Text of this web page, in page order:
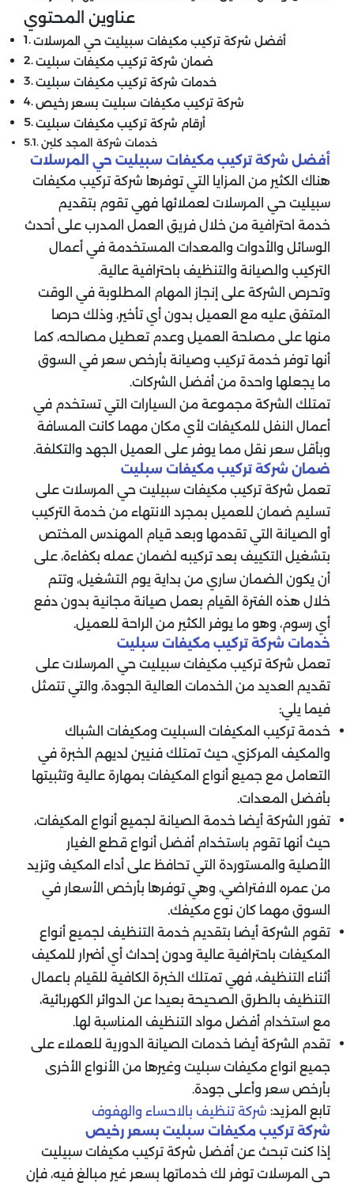
عناوين المحتوي
أفضل شركة تركيب مكيفات سبيليت حي المرسلات
ضمان شركة تركيب مكيفات سبليت
خدمات شركة تركيب مكيفات سبليت
شركة تركيب مكيفات سبليت بسعر رخيص
أرقام شركة تركيب مكيفات سبليت
خدمات شركة المجد كلين
أفضل شركة تركيب مكيفات سبيليت حي المرسلات
هناك الكثير من المزايا التي توفرها شركة تركيب مكيفات
سبيليت حي المرسلات لعملائها فهي تقوم بتقديم
خدمة احترافية من خلال فريق العمل المدرب على أحدث
الوسائل والأدوات والمعدات المستخدمة في أعمال
التركيب والصيانة والتنظيف باحترافية عالية.
وتحرص الشركة على إنجاز المهام المطلوبة في الوقت
المتفق عليه مع العميل بدون أي تأخير، وذلك حرصا
منها على مصلحة العميل وعدم تعطيل مصالحه، كما
أنها توفر خدمة تركيب وصيانة بأرخص سعر في السوق
ما يجعلها واحدة من أفضل الشركات.
تمتلك الشركة مجموعة من السيارات التي تستخدم في
أعمال النفل للمكيفات لأي مكان مهما كانت المسافة
وبأقل سعر نقل مما يوفر على العميل الجهد والتكلفة.
ضمان شركة تركيب مكيفات سبليت
تعمل شركة تركيب مكيفات سبيليت حي المرسلات على
تسليم ضمان للعميل بمجرد الانتهاء من خدمة التركيب
أو الصيانة التي تقدمها وبعد قيام المهندس المختص
بتشغيل التكييف بعد تركيبه لضمان عمله بكفاءة، على
أن يكون الضمان ساري من بداية يوم التشغيل، وتتم
خلال هذه الفترة القيام بعمل صيانة مجانية بدون دفع
أي رسوم، وهو ما يوفر الكثير من الراحة للعميل.
خدمات شركة تركيب مكيفات سبليت
تعمل شركة تركيب مكيفات سبيليت حي المرسلات على
تقديم العديد من الخدمات العالية الجودة، والتي تتمثل
فيما يلي:
خدمة تركيب المكيفات السبليت ومكيفات الشباك
والمكيف المركزي، حيث تمتلك فنيين لديهم الخبرة في
التعامل مع جميع أنواع المكيفات بمهارة عالية وتثبيتها
بأفضل المعدات.
تفور الشركة أيضا خدمة الصيانة لجميع أنواع المكيفات،
حيث أنها تقوم باستخدام أفضل أنواع قطع الغيار
الأصلية والمستوردة التي تحافظ على أداء المكيف وتزيد
من عمره الافتراضي، وهي توفرها بأرخص الأسعار في
السوق مهما كان نوع مكيفك.
تقوم الشركة أيضا بتقديم خدمة التنظيف لجميع أنواع
المكيفات باحترافية عالية ودون إحداث أي أضرار للمكيف
أثناء التنظيف، فهي تمتلك الخبرة الكافية للقيام باعمال
التنظيف بالطرق الصحيحة بعيدا عن الدوائر الكهربائية،
مع استخدام أفضل مواد التنظيف المناسبة لها.
تقدم الشركة أيضا خدمات الصيانة الدورية للعملاء على
جميع انواع مكيفات سبليت وغيرها من الأنواع الأخرى
بأرخص سعر وأعلى جودة.
تابع المزيد: شركة تنظيف بالاحساء والهفوف
شركة تركيب مكيفات سبليت بسعر رخيص
إذا كنت تبحث عن أفضل شركة تركيب مكيفات سبيليت
حي المرسلات توفر لك خدماتها بسعر غير مبالغ فيه، فإن